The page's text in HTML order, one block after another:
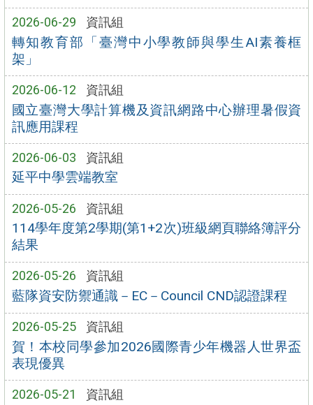
2026-06-29 資訊組
轉知教育部「臺灣中小學教師與學生AI素養框
架」
2026-06-12 資訊組
國立臺灣大學計算機及資訊網路中心辦理暑假資
訊應用課程
2026-06-03 資訊組
延平中學雲端教室
2026-05-26 資訊組
114學年度第2學期(第1+2次)班級網頁聯絡簿評分
結果
2026-05-26 資訊組
藍隊資安防禦通識－EC－Council CND認證課程
2026-05-25 資訊組
賀！本校同學參加2026國際青少年機器人世界盃
表現優異
2026-05-21 資訊組